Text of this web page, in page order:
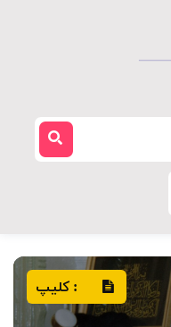
: کلیپ